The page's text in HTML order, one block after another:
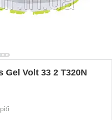
Gel Volt 33 2 T320N